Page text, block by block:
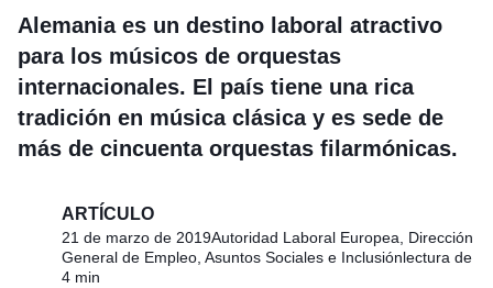
Alemania es un destino laboral atractivo
para los músicos de orquestas
internacionales. El país tiene una rica
tradición en música clásica y es sede de
más de cincuenta orquestas filarmónicas.
ARTÍCULO
21 de marzo de 2019Autoridad Laboral Europea, Dirección
General de Empleo, Asuntos Sociales e Inclusiónlectura de
4 min